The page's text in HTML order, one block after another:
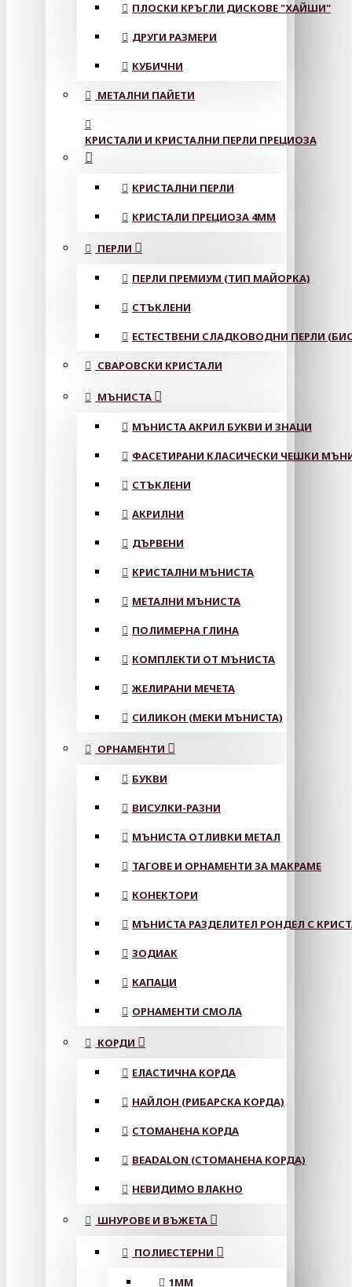
ПЛОСКИ КРЪГЛИ ДИСКОВЕ "ХАЙШИ"
ДРУГИ РАЗМЕРИ
КУБИЧНИ
МЕТАЛНИ ПАЙЕТИ
КРИСТАЛИ И КРИСТАЛНИ ПЕРЛИ ПРЕЦИОЗА
КРИСТАЛНИ ПЕРЛИ
КРИСТАЛИ ПРЕЦИОЗА 4ММ
ПЕРЛИ
ПЕРЛИ ПРЕМИУМ (ТИП МАЙОРКА)
СТЪКЛЕНИ
ЕСТЕСТВЕНИ СЛАДКОВОДНИ ПЕРЛИ
СВАРОВСКИ КРИСТАЛИ
МЪНИСТА
МЪНИСТА АКРИЛ БУКВИ И ЗНАЦИ
ФАСЕТИРАНИ КЛАСИЧЕСКИ ЧЕШКИ
СТЪКЛЕНИ
АКРИЛНИ
ДЪРВЕНИ
КРИСТАЛНИ МЪНИСТА
МЕТАЛНИ МЪНИСТА
ПОЛИМЕРНА ГЛИНА
КОМПЛЕКТИ ОТ МЪНИСТА
ЖЕЛИРАНИ МЕЧЕТА
СИЛИКОН (МЕКИ МЪНИСТА)
ОРНАМЕНТИ
БУКВИ
ВИСУЛКИ-РАЗНИ
МЪНИСТА ОТЛИВКИ МЕТАЛ
ТАГОВЕ И ОРНАМЕНТИ ЗА МАКРАМЕ
КОНЕКТОРИ
МЪНИСТА РАЗДЕЛИТЕЛ РОНДЕЛ С
ЗОДИАК
КАПАЦИ
ОРНАМЕНТИ СМОЛА
КОРДИ
ЕЛАСТИЧНА КОРДА
НАЙЛОН (РИБАРСКА КОРДА)
СТОМАНЕНА КОРДА
BEADALON (СТОМАНЕНА КОРДА)
НЕВИДИМО ВЛАКНО
ШНУРОВЕ И ВЪЖЕТА
ПОЛИЕСТЕРНИ
1ММ